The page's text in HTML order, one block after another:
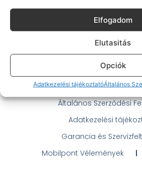
Elfogadom
Elutasitás
Opciók
Adatkezelési tájékoztatóÁltalános
Gyakran Ismételt
Probléma jelentés /
OTP Áruhitel
Klarna fizetési
Általános Szerződési
Adatkezelési
Garancia és
Mobilpont Vélemények